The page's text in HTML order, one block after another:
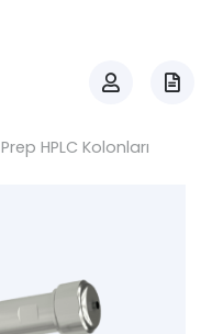
Prep HPLC Kolonları